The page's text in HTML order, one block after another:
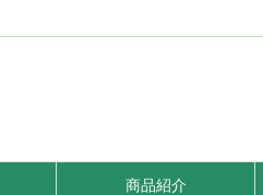
商品紹介